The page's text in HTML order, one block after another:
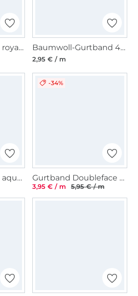
Taschengurtband royalblau 25 mm Baumwoll-Gurtband 40 mm, marine
2,95 € / m
Taschengurtband aquablau 25 mm
-34%
Gurtband Doubleface Black and White 40 mm Flowers
3,95 € / m 5,95 € / m